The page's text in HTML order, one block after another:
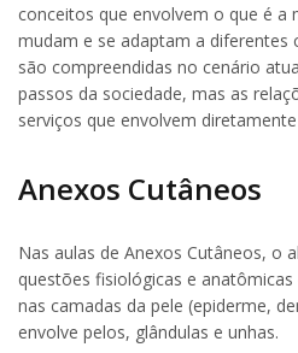
conceitos que envolvem o que é a
mudam e se adaptam a
são compreendidas no cenário
passos da sociedade, mas as
serviços que envolvem
Anexos Cutâneos
Nas aulas de Anexos Cutâneos, o
questões fisiológicas e
nas camadas da pele (epiderme,
envolve pelos, glândulas e unhas.